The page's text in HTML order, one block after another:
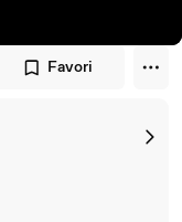
Favori